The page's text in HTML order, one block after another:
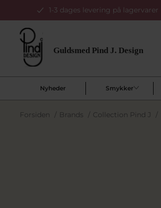
1-3 dages levering på lagervarer
Nyheder Smykker
Forsiden / Brands / Collection Pind J /